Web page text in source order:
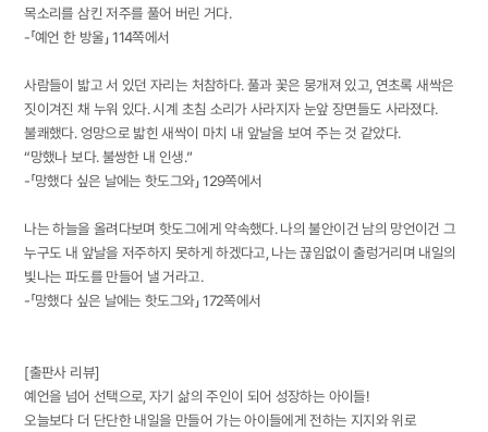
목소리를 삼킨 저주를 풀어 버린 거다.
-「예언 한 방울」 114쪽에서
사람들이 밟고 서 있던 자리는 처참하다. 풀과 꽃은 뭉개져 있고, 연초록 새싹은
짓이겨진 채 누워 있다. 시계 초침 소리가 사라지자 눈앞 장면들도 사라졌다.
불쾌했다. 엉망으로 밟힌 새싹이 마치 내 앞날을 보여 주는 것 같았다.
“망했나 보다. 불쌍한 내 인생.”
-「망했다 싶은 날에는 핫도그와」 129쪽에서
나는 하늘을 올려다보며 핫도그에게 약속했다. 나의 불안이건 남의 망언이건 그
누구도 내 앞날을 저주하지 못하게 하겠다고, 나는 끊임없이 출렁거리며 내일의
빛나는 파도를 만들어 낼 거라고.
-「망했다 싶은 날에는 핫도그와」 172쪽에서
[출판사 리뷰]
예언을 넘어 선택으로, 자기 삶의 주인이 되어 성장하는 아이들!
오늘보다 더 단단한 내일을 만들어 가는 아이들에게 전하는 지지와 위로